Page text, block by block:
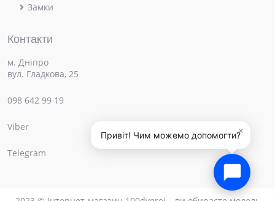
×
Привіт! Чим можемо допомогти?
Замки
Контакти
м. Дніпро
вул. Гладкова, 25
098 642 99 19
Viber
Telegram